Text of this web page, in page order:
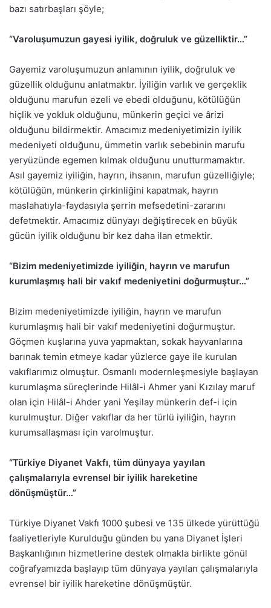
bazı satırbaşları şöyle;
“Varoluşumuzun gayesi iyilik, doğruluk ve güzelliktir…”
Gayemiz varoluşumuzun anlamının iyilik, doğruluk ve
güzellik olduğunu anlatmaktır. İyiliğin varlık ve gerçeklik
olduğunu marufun ezeli ve ebedi olduğunu, kötülüğün
hiçlik ve yokluk olduğunu, münkerin geçici ve ârizi
olduğunu bildirmektir. Amacımız medeniyetimizin iyilik
medeniyeti olduğunu, ümmetin varlık sebebinin marufu
yeryüzünde egemen kılmak olduğunu unutturmamaktır.
Asıl gayemiz iyiliğin, hayrın, ihsanın, marufun güzelliğiyle;
kötülüğün, münkerin çirkinliğini kapatmak, hayrın
maslahatıyla-faydasıyla şerrin mefsedetini-zararını
defetmektir. Amacımız dünyayı değiştirecek en büyük
gücün iyilik olduğunu bir kez daha ilan etmektir.
“Bizim medeniyetimizde iyiliğin, hayrın ve marufun
kurumlaşmış hali bir vakıf medeniyetini doğurmuştur…”
Bizim medeniyetimizde iyiliğin, hayrın ve marufun
kurumlaşmış hali bir vakıf medeniyetini doğurmuştur.
Göçmen kuşlarına yuva yapmaktan, sokak hayvanlarına
barınak temin etmeye kadar yüzlerce gaye ile kurulan
vakıflarımız olmuştur. Osmanlı modernleşmesiyle başlayan
kurumlaşma süreçlerinde Hilâl-i Ahmer yani Kızılay maruf
olan için Hilâl-i Ahder yani Yeşilay münkerin def-i için
kurulmuştur. Diğer vakıflar da her türlü iyiliğin, hayrın
kurumsallaşması için varolmuştur.
“Türkiye Diyanet Vakfı, tüm dünyaya yayılan
çalışmalarıyla evrensel bir iyilik hareketine
dönüşmüştür…”
Türkiye Diyanet Vakfı 1000 şubesi ve 135 ülkede yürüttüğü
faaliyetleriyle Kurulduğu günden bu yana Diyanet İşleri
Başkanlığının hizmetlerine destek olmakla birlikte gönül
coğrafyamızda başlayıp tüm dünyaya yayılan çalışmalarıyla
evrensel bir iyilik hareketine dönüşmüştür.